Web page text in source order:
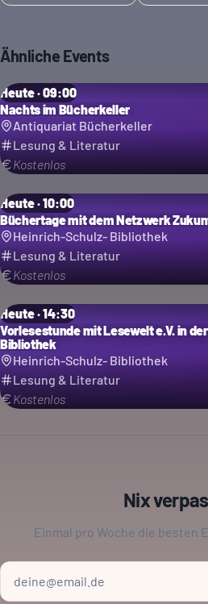
Ähnliche Events
Heute · 09:00
Nachts im Bücherkeller
Antiquariat Bücherkeller
Lesung & Literatur
Kostenlos
Heute · 10:00
Büchertage mit dem Netzwerk
Heinrich-Schulz- Bibliothek
Lesung & Literatur
Kostenlos
Heute · 14:30
Vorlesestunde mit Lesewelt e.V. in
Bibliothek
Heinrich-Schulz- Bibliothek
Lesung & Literatur
Kostenlos
Nix
Einmal pro Woche die besten